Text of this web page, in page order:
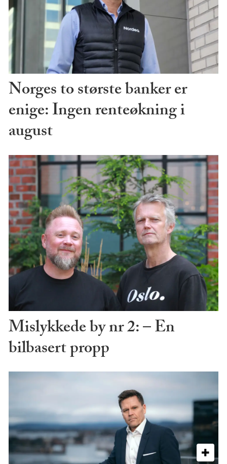
Norges to største banker er
enige: Ingen renteøkning i
august
Mislykkede by nr 2: – En
bilbasert propp